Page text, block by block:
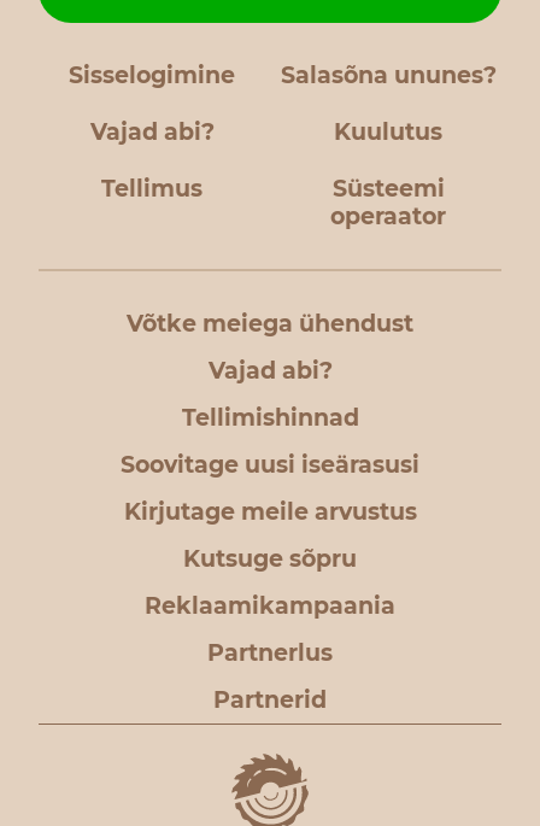
Sisselogimine Salasõna ununes?
Vajad abi? Kuulutus
Tellimus
Süsteemi
operaator
Võtke meiega ühendust
Vajad abi?
Tellimishinnad
Soovitage uusi iseärasusi
Kirjutage meile arvustus
Kutsuge sõpru
Reklaamikampaania
Partnerlus
Partnerid